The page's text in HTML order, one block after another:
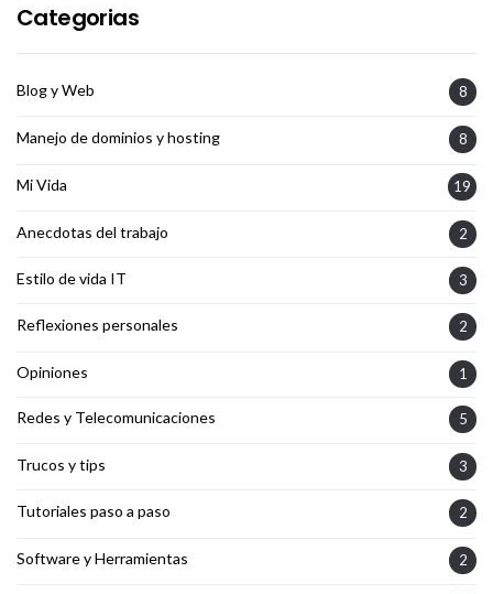
Categorias
Blog y Web 8
Manejo de dominios y hosting 8
Mi Vida 19
Anecdotas del trabajo 2
Estilo de vida IT 3
Reflexiones personales 2
Opiniones 1
Redes y Telecomunicaciones 5
Trucos y tips 3
Tutoriales paso a paso 2
Software y Herramientas 2